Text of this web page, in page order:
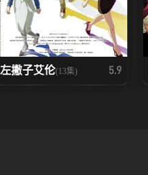
左撇子艾伦(13集) 5.9